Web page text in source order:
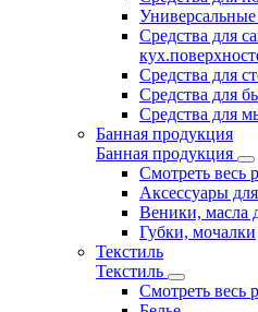
Универсальные
Средства для
Средства для
Средства для
Средства для
Банная продукция
Банная продукция
Смотреть весь
Аксессуары
Веники, масла
Губки, мочалки
Текстиль
Текстиль
Смотреть весь